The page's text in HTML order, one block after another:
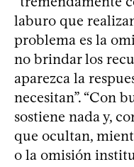
laburo que
problema es la
no brindar los
aparezca la
necesitan”. “Con
sostiene nada y,
que ocultan,
o la omisión